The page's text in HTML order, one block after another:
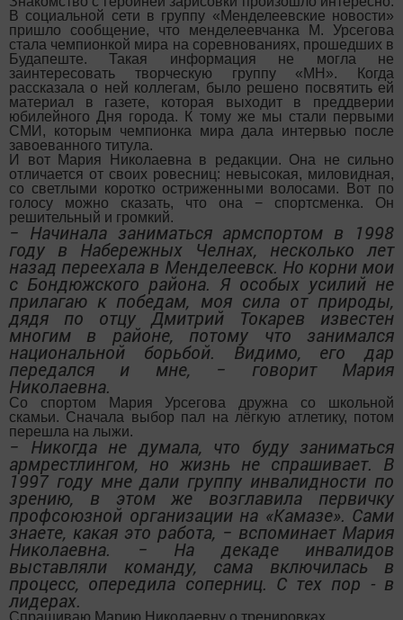
В социальной сети в группу «Менделеевские новости»
пришло сообщение, что менделеевчанка М. Урсегова
стала чемпионкой мира на соревнованиях, прошедших в
Будапеште. Такая информация не могла не
заинтересовать творческую группу «МН». Когда
рассказала о ней коллегам, было решено посвятить ей
материал в газете, которая выходит в преддверии
юбилейного Дня города. К тому же мы стали первыми
СМИ, которым чемпионка мира дала интервью после
завоеванного титула.
И вот Мария Николаевна в редакции. Она не сильно
отличается от своих ровесниц: невысокая, миловидная,
со светлыми коротко остриженными волосами. Вот по
голосу можно сказать, что она − спортсменка. Он
решительный и громкий.
− Начинала заниматься армспортом в 1998
году в Набережных Челнах, несколько лет
назад переехала в Менделеевск. Но корни мои
с Бондюжского района. Я особых усилий не
прилагаю к победам, моя сила от природы,
дядя по отцу Дмитрий Токарев известен
многим в районе, потому что занимался
национальной борьбой. Видимо, его дар
передался и мне, − говорит Мария
Николаевна.
Со спортом Мария Урсегова дружна со школьной
скамьи. Сначала выбор пал на лёгкую атлетику, потом
перешла на лыжи.
− Никогда не думала, что буду заниматься
армрестлингом, но жизнь не спрашивает. В
1997 году мне дали группу инвалидности по
зрению, в этом же возглавила первичку
профсоюзной организации на «Камазе». Сами
знаете, какая это работа, − вспоминает Мария
Николаевна. − На декаде инвалидов
выставляли команду, сама включилась в
процесс, опередила соперниц. С тех пор - в
лидерах.